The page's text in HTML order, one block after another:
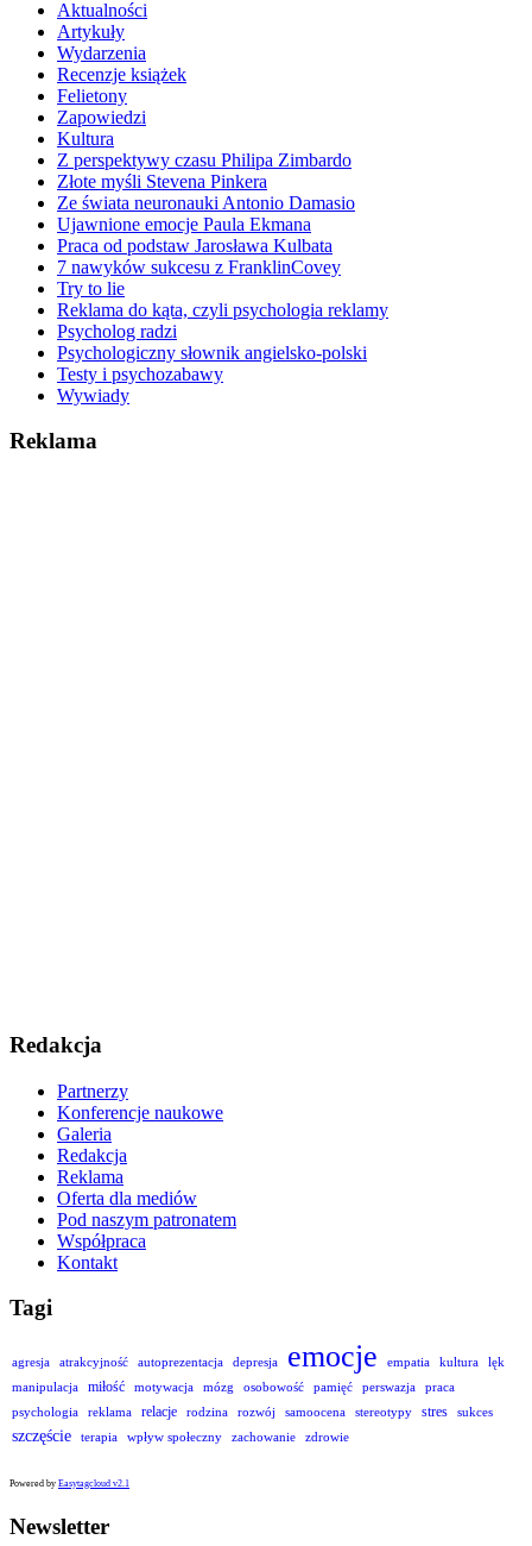
Aktualności
Artykuły
Wydarzenia
Recenzje książek
Felietony
Zapowiedzi
Kultura
Z perspektywy czasu Philipa Zimbardo
Złote myśli Stevena Pinkera
Ze świata neuronauki Antonio Damasio
Ujawnione emocje Paula Ekmana
Praca od podstaw Jarosława Kulbata
7 nawyków sukcesu z FranklinCovey
Try to lie
Reklama do kąta, czyli psychologia reklamy
Psycholog radzi
Psychologiczny słownik angielsko-polski
Testy i psychozabawy
Wywiady
Reklama
Redakcja
Partnerzy
Konferencje naukowe
Galeria
Redakcja
Reklama
Oferta dla mediów
Pod naszym patronatem
Współpraca
Kontakt
Tagi
agresja atrakcyjność autoprezentacja depresja emocje empatia kultura
lęk
manipulacja
miłość motywacja mózg osobowość pamięć perswazja
praca
psychologia
reklama relacje rodzina rozwój samoocena stereotypy stres sukces
szczęście terapia wpływ społeczny zachowanie zdrowie
Powered by Easytagcloud v2.1
Newsletter